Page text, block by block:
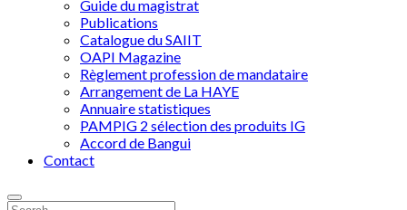
Guide du magistrat
Publications
Catalogue du SAIIT
OAPI Magazine
Règlement profession de mandataire
Arrangement de La HAYE
Annuaire statistiques
PAMPIG 2 sélection des produits IG
Accord de Bangui
Contact